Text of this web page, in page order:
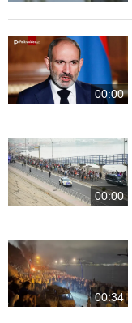
00:00
00:00
00:34